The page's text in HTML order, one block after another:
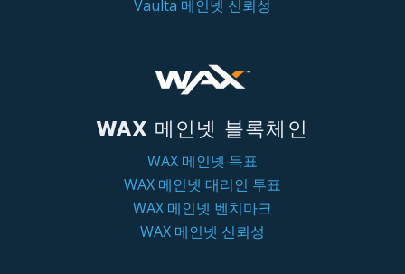
Vaulta 메인넷 신뢰성
WAX 메인넷 블록체인
WAX 메인넷 득표
WAX 메인넷 대리인 투표
WAX 메인넷 벤치마크
WAX 메인넷 신뢰성